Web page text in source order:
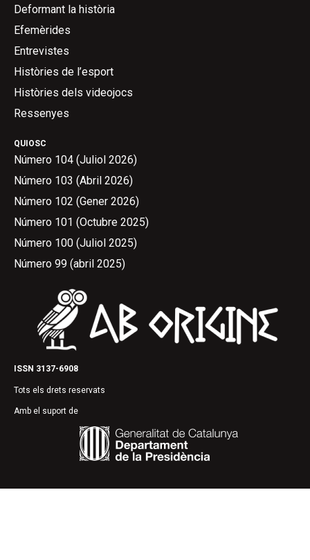
ISSN 3137-6908
Tots els drets reservats
Amb el suport de
QUIOSC
Número 104 (Juliol 2026)
Número 103 (Abril 2026)
Número 102 (Gener 2026)
Número 101 (Octubre 2025)
Número 100 (Juliol 2025)
Número 99 (abril 2025)
Deformant la història
Efemèrides
Entrevistes
Històries de l’esport
Històries dels videojocs
Ressenyes